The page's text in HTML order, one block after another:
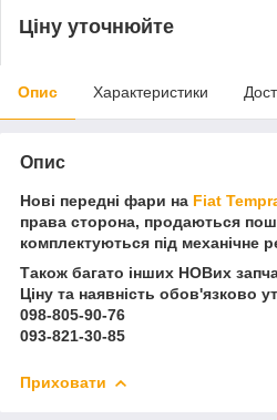
Ціну уточнюйте
Опис Характеристики
Опис
Нові передні фари на Fiat
права сторона, продаються
комплектуються під механічне
Також багато інших НОВих
Ціну та наявність обов'язково
098-805-90-76
093-821-30-85
Приховати